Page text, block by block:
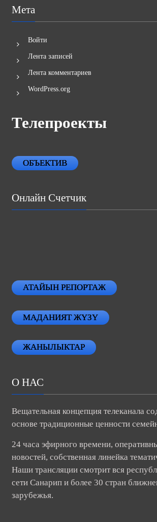
Мета
Войти
Лента записей
Лента комментариев
WordPress.org
Телепроекты
ОБЪЕКТИВ
Онлайн Счетчик
АТАЙЫН РЕПОРТАЖ
МАДАНИЯТ ЖҮЗҮ
ЖАНЫЛЫКТАР
О НАС
Вещательная концепция телеканала
основе традиционные ценности
24 часа эфирного времени,
новостей, собственная линейка
Наши трансляции смотрит вся
сети Санарип и более 30 стран
зарубежья.